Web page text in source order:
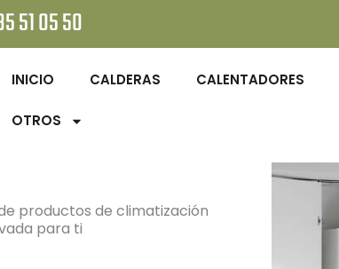
51 05 50
INICIO CALDERAS CALENTADORES
OTROS
productos de climatización
para ti